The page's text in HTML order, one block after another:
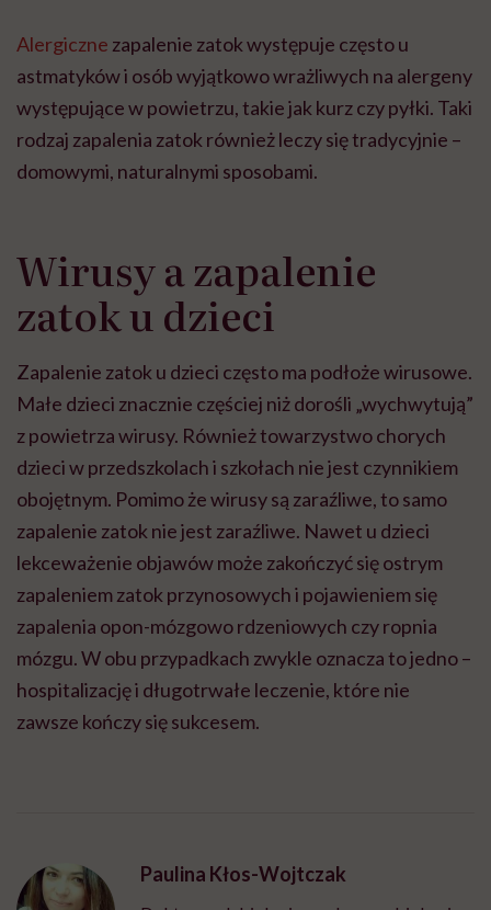
Alergiczne zapalenie zatok występuje często u
astmatyków i osób wyjątkowo wrażliwych na alergeny
występujące w powietrzu, takie jak kurz czy pyłki. Taki
rodzaj zapalenia zatok również leczy się tradycyjnie –
domowymi, naturalnymi sposobami.
Wirusy a zapalenie
zatok u dzieci
Zapalenie zatok u dzieci często ma podłoże wirusowe.
Małe dzieci znacznie częściej niż dorośli „wychwytują”
z powietrza wirusy. Również towarzystwo chorych
dzieci w przedszkolach i szkołach nie jest czynnikiem
obojętnym. Pomimo że wirusy są zaraźliwe, to samo
zapalenie zatok nie jest zaraźliwe. Nawet u dzieci
lekceważenie objawów może zakończyć się ostrym
zapaleniem zatok przynosowych i pojawieniem się
zapalenia opon-mózgowo rdzeniowych czy ropnia
mózgu. W obu przypadkach zwykle oznacza to jedno –
hospitalizację i długotrwałe leczenie, które nie
zawsze kończy się sukcesem.
Paulina Kłos-Wojtczak